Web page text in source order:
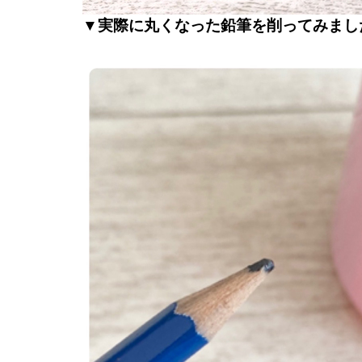
▼実際に丸くなった鉛筆を削ってみまし